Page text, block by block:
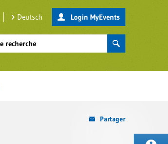
Login MyEvents
Deutsch
Partager